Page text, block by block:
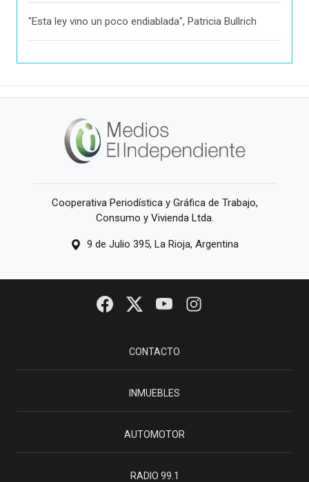
"Esta ley vino un poco endiablada", Patricia Bullrich
Cooperativa Periodística y Gráfica de Trabajo,
Consumo y Vivienda Ltda.
9 de Julio 395, La Rioja, Argentina
CONTACTO
INMUEBLES
AUTOMOTOR
RADIO 99.1